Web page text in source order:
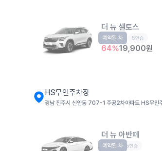
더 뉴 셀토스
소형SUV 5인승
64%19,900원
예약된 차
HS무인주차장
경남 진주시 신안동 707-1 주공2차아파트 HS무인
더 뉴 아반떼
준중형 5인승
예약된 차